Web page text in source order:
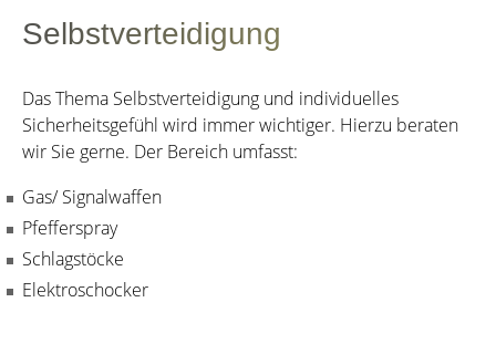
Selbstverteidigung
Das Thema Selbstverteidigung und individuelles
Sicherheitsgefühl wird immer wichtiger. Hierzu beraten
wir Sie gerne. Der Bereich umfasst:
Gas/ Signalwaffen
Pfefferspray
Schlagstöcke
Elektroschocker